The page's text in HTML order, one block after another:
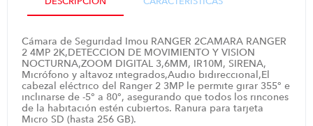
Cámara de Seguridad Imou RANGER 2CAMARA RANGER
2 4MP 2K,DETECCION DE MOVIMIENTO Y VISION
NOCTURNA,ZOOM DIGITAL 3,6MM, IR10M, SIRENA,
Micrófono y altavoz integrados,Audio bidireccional,El
cabezal eléctrico del Ranger 2 3MP le permite girar 355° e
inclinarse de -5° a 80°, asegurando que todos los rincones
de la habitación estén cubiertos. Ranura para tarjeta
Micro SD (hasta 256 GB).